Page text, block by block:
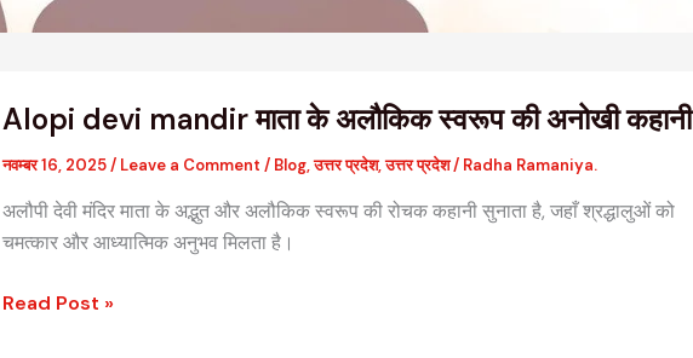
Alopi devi mandir माता के अलौकिक स्वरूप की अनोखी कहानी
नवम्बर 16, 2025/ Leave a Comment / Blog,उत्तर प्रदेश,उत्तर प्रदेश/ Radha Ramaniya.
अलौपी देवी मंदिर माता के अद्भुत और अलौकिक स्वरूप की रोचक कहानी सुनाता है, जहाँ श्रद्धालुओं को
चमत्कार और आध्यात्मिक अनुभव मिलता है।
devi
के
अलौकिक
की
Read Post »